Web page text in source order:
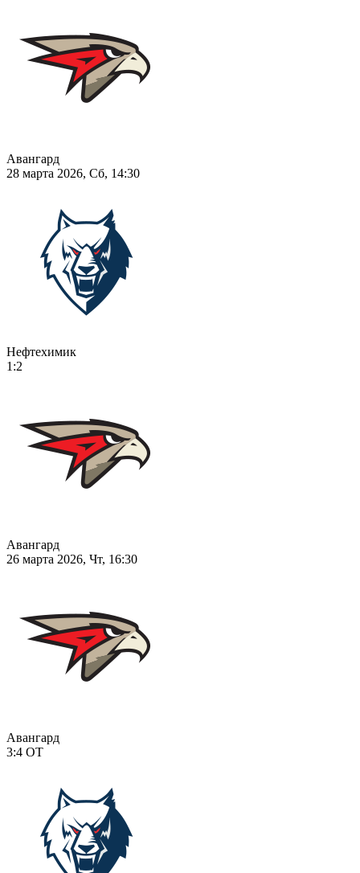
Авангард
28 марта 2026, Сб, 14:30
Нефтехимик
1:2
Авангард
26 марта 2026, Чт, 16:30
Авангард
3:4 ОТ